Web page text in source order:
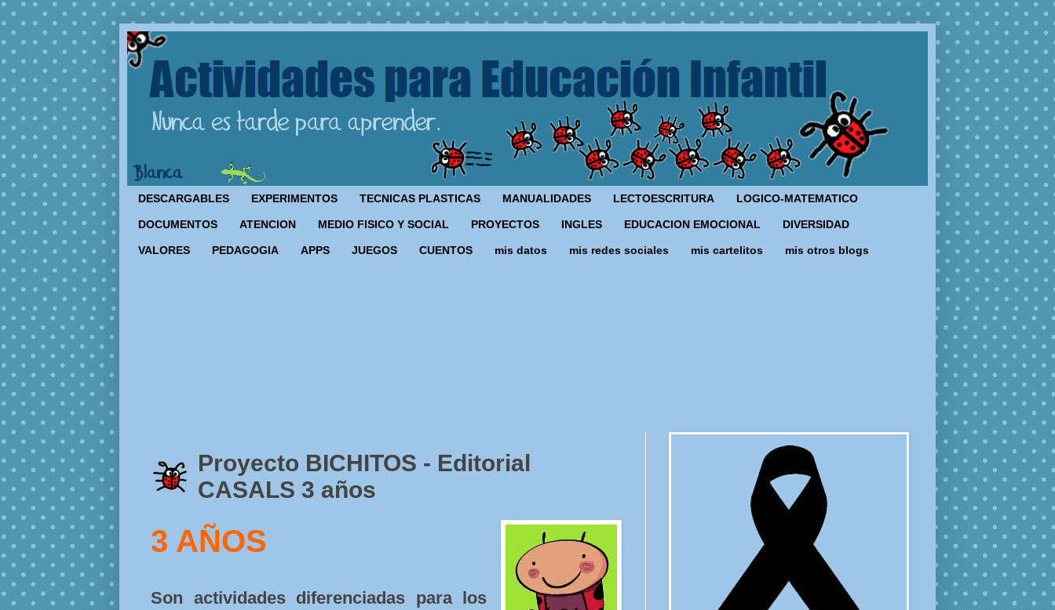
DESCARGABLES EXPERIMENTOS TECNICAS PLASTICAS MANUALIDADES LECTOESCRITURA LOGICO-MATEMATICO
DOCUMENTOS ATENCION MEDIO FISICO Y SOCIAL PROYECTOS INGLES EDUCACION EMOCIONAL DIVERSIDAD
VALORES PEDAGOGIA APPS JUEGOS CUENTOS mis datos mis redes sociales mis cartelitos mis otros blogs
Proyecto BICHITOS - Editorial
CASALS 3 años
3 AÑOS
Son actividades diferenciadas para los